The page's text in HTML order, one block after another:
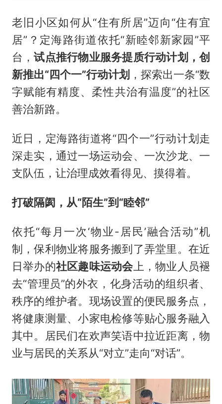
老旧小区如何从“住有所居”迈向“住有宜
居”？定海路街道依托“新睦邻新家园”平
台，试点推行物业服务提质行动计划，创
新推出“四个一”行动计划 ，探索出一条“数
字赋能有精度、柔性共治有温度”的社区
善治新路。
近日，定海路街道将“四个一”行动计划走
深走实，通过一场运动会、一次沙龙、一
支队伍，让治理成效看得见、摸得着。
打破隔阂，从“陌生”到“睦邻”
依托“每月一次‘物业-居民’融合活动”机
制，保利物业将服务搬到了弄堂里。在近
日举办的社区趣味运动会 上，物业人员褪
去“管理员”的外衣，化身活动的组织者、
秩序的维护者。现场设置的便民服务点，
将健康测量、小家电检修等贴心服务融入
其中。居民们在欢声笑语中拉近距离，物
业与居民的关系从“对立”走向“对话”。